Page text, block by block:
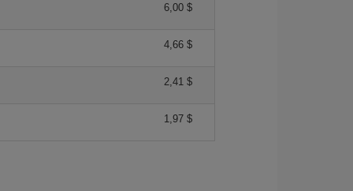
6,00 $
4,66 $
2,41 $
1,97 $